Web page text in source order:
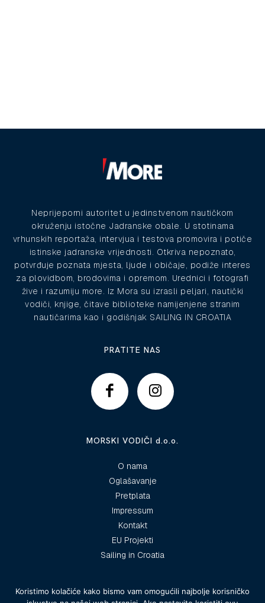
Neprijeporni autoritet u jedinstvenom nautičkom
okruženju istočne Jadranske obale. U stotinama
vrhunskih reportaža, intervjua i testova promovira i potiče
istinske jadranske vrijednosti. Otkriva nepoznato,
potvrđuje poznata mjesta, ljude i običaje, podiže interes
za plovidbom, brodovima i opremom. Urednici i fotografi
žive i razumiju more. Iz Mora su izrasli peljari, nautički
vodiči, knjige, čitave biblioteke namijenjene stranim
nautičarima kao i godišnjak SAILING IN CROATIA
PRATITE NAS
MORSKI VODIČI d.o.o.
O nama
Oglašavanje
Pretplata
Impressum
Kontakt
EU Projekti
Sailing in Croatia
Koristimo kolačiće kako bismo vam omogućili najbolje korisničko